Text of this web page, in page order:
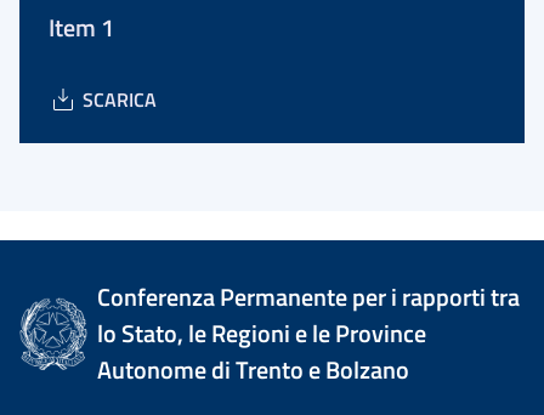
Item 1
SCARICA
Conferenza Permanente per i rapporti tra
lo Stato, le Regioni e le Province
Autonome di Trento e Bolzano